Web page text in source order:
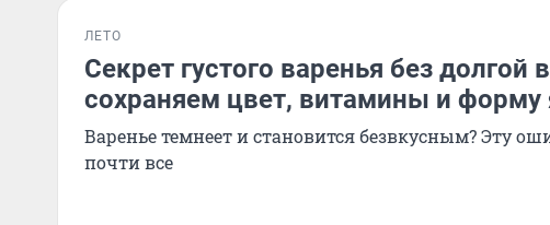
ЛЕТО
Секрет густого варенья без долгой
сохраняем цвет, витамины и форму
Варенье темнеет и становится безвкусным? Эту
почти все